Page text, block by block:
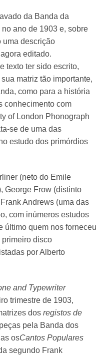
da Banda da
ano de 1903 e, sobre
uma descrição
editado.
texto ter sido escrito,
matriz tão importante,
como para a história
conhecimento com
of London Phonograph
se de uma das
estudo dos primórdios
(neto do Emile
George Frow (distinto
Andrews (uma das
com inúmeros estudos
último quem nos forneceu
disco
por Alberto
and Typewriter
trimestre de 1903,
dos registos de
pela Banda dos
osCantos Populares
segundo Frank